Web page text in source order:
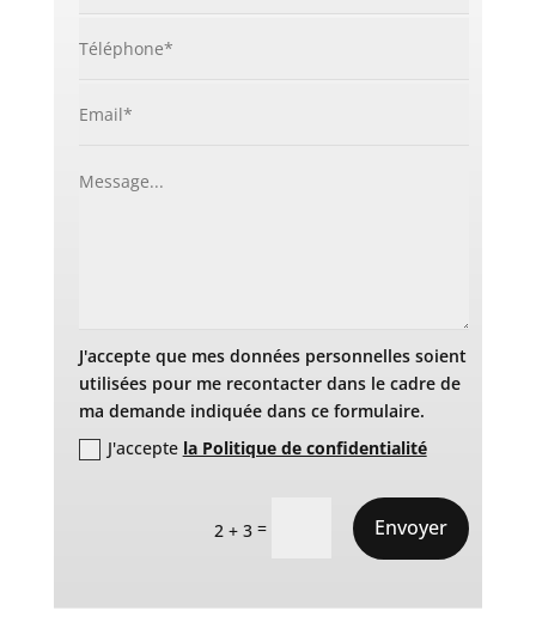
J'accepte que mes données personnelles soient
utilisées pour me recontacter dans le cadre de
ma demande indiquée dans ce formulaire.
J'accepte la Politique de confidentialité
2 + 3 = Envoyer